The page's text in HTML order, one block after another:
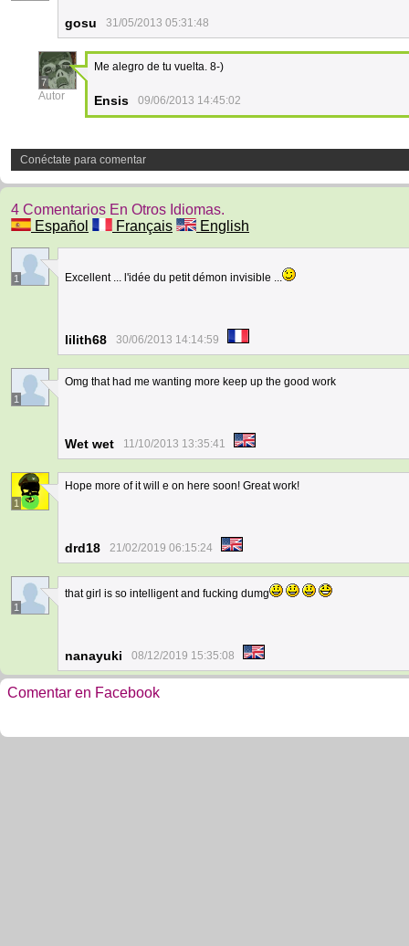
gosu 31/05/2013 05:31:48
7
Autor
Me alegro de tu vuelta. 8-)
Ensis 09/06/2013 14:45:02
Conéctate para comentar
4 Comentarios En Otros Idiomas.
Español
Français English
1 Excellent ... l'idée du petit démon invisible ...
lilith68 30/06/2013 14:14:59
1
Omg that had me wanting more keep up the good work
Wet wet 11/10/2013 13:35:41
1
Hope more of it will e on here soon! Great work!
drd18 21/02/2019 06:15:24
1
that girl is so intelligent and fucking dumg
nanayuki 08/12/2019 15:35:08
Comentar en Facebook